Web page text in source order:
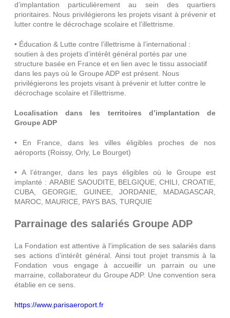
d’implantation particulièrement au sein des quartiers
prioritaires. Nous privilégierons les projets visant à prévenir et
lutter contre le décrochage scolaire et l’illettrisme.
• Éducation & Lutte contre l’illettrisme à l’international :
soutien à des projets d’intérêt général portés par une
structure basée en France et en lien avec le tissu associatif
dans les pays où le Groupe ADP est présent. Nous
privilégierons les projets visant à prévenir et lutter contre le
décrochage scolaire et l’illettrisme.
Localisation dans les territoires d’implantation de
Groupe ADP
• En France, dans les villes éligibles proches de nos
aéroports (Roissy, Orly, Le Bourget)
• A l’étranger, dans les pays éligibles où le Groupe est
implanté : ARABIE SAOUDITE, BELGIQUE, CHILI, CROATIE,
CUBA, GEORGIE, GUINEE, JORDANIE, MADAGASCAR,
MAROC, MAURICE, PAYS BAS, TURQUIE
Parrainage des salariés Groupe ADP
La Fondation est attentive à l’implication de ses salariés dans
ses actions d’intérêt général. Ainsi tout projet transmis à la
Fondation vous engage à accueillir un parrain ou une
marraine, collaborateur du Groupe ADP. Une convention sera
établie en ce sens.
https://www.parisaeroport.fr